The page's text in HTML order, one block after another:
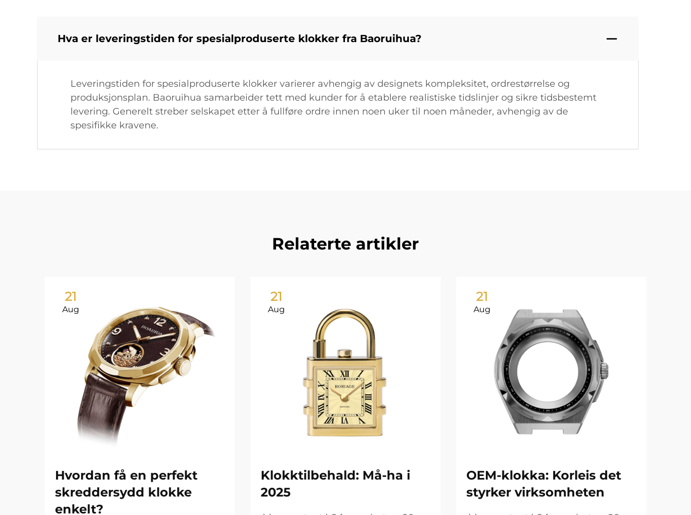
Hva er leveringstiden for spesialproduserte klokker fra Baoruihua?
Leveringstiden for spesialproduserte klokker varierer avhengig av designets kompleksitet, ordrestørrelse og
produksjonsplan. Baoruihua samarbeider tett med kunder for å etablere realistiske tidslinjer og sikre tidsbestemt
levering. Generelt streber selskapet etter å fullføre ordre innen noen uker til noen måneder, avhengig av de
spesifikke kravene.
Relaterte artikler
21
Aug
Hvordan få en perfekt
skreddersydd klokke
enkelt?
21
Aug
Klokktilbehald: Må-ha i
2025
21
Aug
OEM-klokka: Korleis det
styrker virksomheten